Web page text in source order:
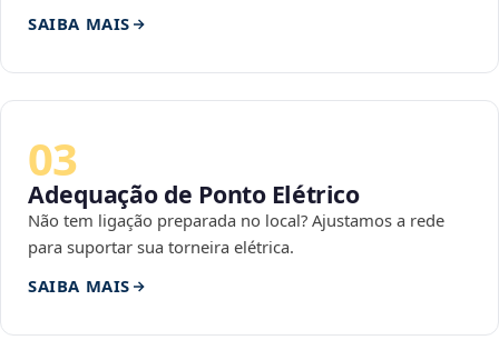
SAIBA MAIS
03
Adequação de Ponto Elétrico
Não tem ligação preparada no local? Ajustamos a rede
para suportar sua torneira elétrica.
SAIBA MAIS